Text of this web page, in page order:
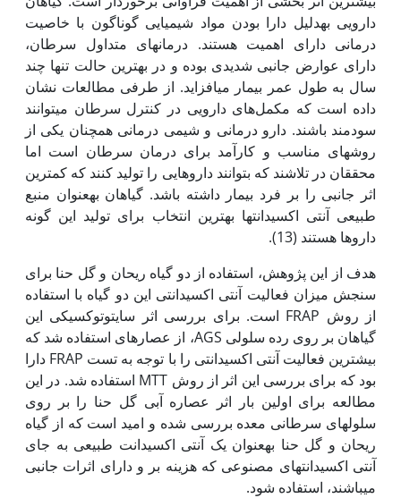
دارویی به‏دلیل دارا بودن مواد شیمیایی گوناگون با خاصیت
درمانی دارای اهمیت هستند. درمان‏های متداول سرطان،
دارای عوارض جانبی شدیدی بوده و در بهترین حالت تنها چند
سال به طول عمر بیمار می‏افزاید. از طرفی مطالعات نشان
داده است که مکمل‌های دارویی در کنترل سرطان می‏توانند
سودمند باشند. دارو درمانی و شیمی درمانی همچنان یکی از
روش‏های مناسب و کارآمد برای درمان سرطان است اما
محققان در تلاشند که بتوانند داروهایی را تولید کنند که کمترین
اثر جانبی را بر فرد بیمار داشته باشد. گیاهان به‏عنوان منبع
طبیعی آنتی اکسیدانت‏ها بهترین انتخاب برای تولید این گونه
داروها هستند (13).
هدف از این پژوهش، استفاده از دو گیاه ریحان و گل حنا برای
سنجش میزان فعالیت آنتی اکسیدانتی این دو گیاه با استفاده
از روش FRAP است. برای بررسی اثر سایتوتوکسیکی این
گیاهان بر روی رده سلولی AGS، از عصاره‏ای استفاده شد که
بیشترین فعالیت آنتی اکسیدانتی را با توجه به تست FRAP دارا
بود که برای بررسی این اثر از روش MTT استفاده شد. در این
مطالعه برای اولین بار اثر عصاره آبی گل حنا را بر روی
سلول‏های سرطانی معده بررسی شده و امید است که از گیاه
ریحان و گل حنا به‏عنوان یک آنتی اکسیدانت طبیعی به جای
آنتی اکسیدانت‏های مصنوعی که هزینه بر و دارای اثرات جانبی
می‏باشند، استفاده شود.